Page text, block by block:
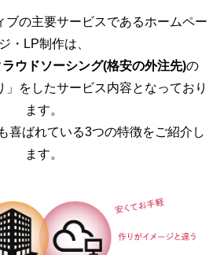
ブの主要サービスであるホームペー
ジ・LP制作は、
ラウドソーシング(格安の外注先)の
」をしたサービス内容となっており
ます。
喜ばれている3つの特徴をご紹介し
ます。